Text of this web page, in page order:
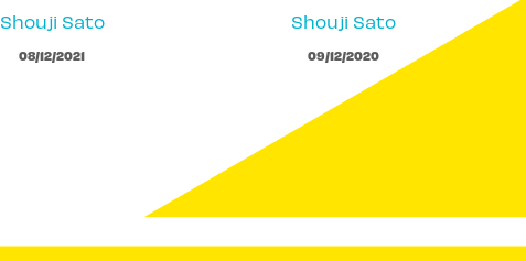
Shouji Sato
08/12/2021
Shouji Sato
09/12/2020